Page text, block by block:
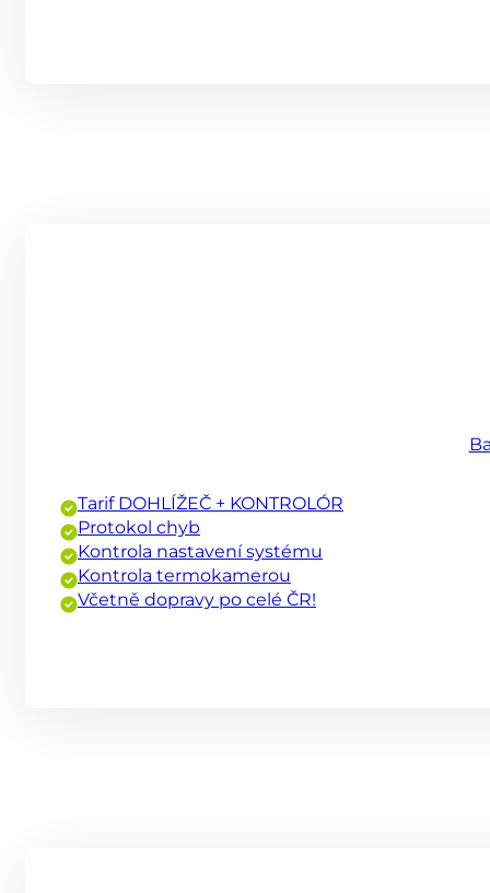
Tarif DOHLÍŽEČ + KONTROLÓR
Protokol chyb
Kontrola nastavení systému
Kontrola termokamerou
Včetně dopravy po celé ČR!